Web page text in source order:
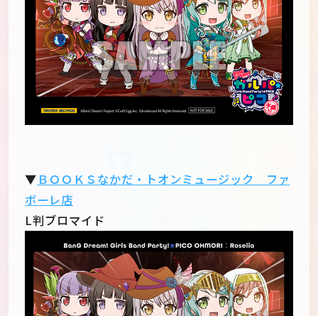
▼ ＢＯＯＫＳなかだ・トオンミュージック ファ
ボーレ店
L判ブロマイド